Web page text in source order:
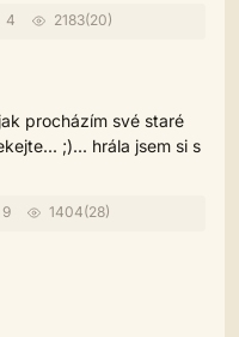
4 2183(20)
procházím své staré
;)... hrála jsem si s
9 1404(28)